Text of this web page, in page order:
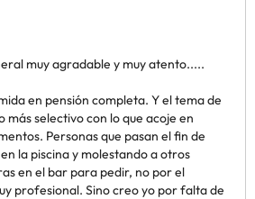
muy agradable y muy atento.....
en pensión completa. Y el tema de
más selectivo con lo que acoje en
Personas que pasan el fin de
la piscina y molestando a otros
en el bar para pedir, no por el
profesional. Sino creo yo por falta de